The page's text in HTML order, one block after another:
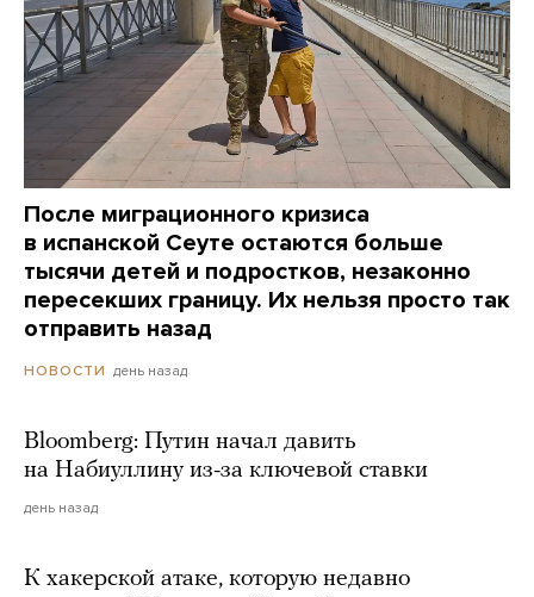
После миграционного кризиса
в испанской Сеуте остаются больше
тысячи детей и подростков, незаконно
пересекших границу. Их нельзя просто так
отправить назад
НОВОСТИ день назад
Bloomberg: Путин начал давить
на Набиуллину из-за ключевой ставки
день назад
К хакерской атаке, которую недавно